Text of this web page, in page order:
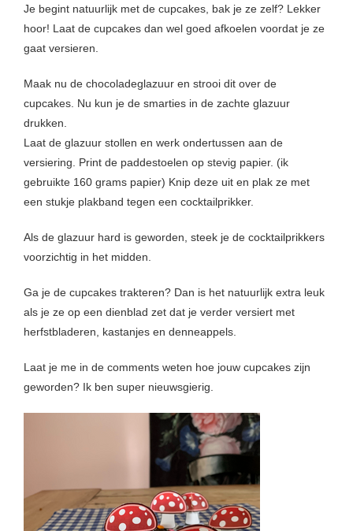
Je begint natuurlijk met de cupcakes, bak je ze zelf? Lekker
hoor! Laat de cupcakes dan wel goed afkoelen voordat je ze
gaat versieren.
Maak nu de chocoladeglazuur en strooi dit over de
cupcakes. Nu kun je de smarties in de zachte glazuur
drukken.
Laat de glazuur stollen en werk ondertussen aan de
versiering. Print de paddestoelen op stevig papier. (ik
gebruikte 160 grams papier) Knip deze uit en plak ze met
een stukje plakband tegen een cocktailprikker.
Als de glazuur hard is geworden, steek je de cocktailprikkers
voorzichtig in het midden.
Ga je de cupcakes trakteren? Dan is het natuurlijk extra leuk
als je ze op een dienblad zet dat je verder versiert met
herfstbladeren, kastanjes en denneappels.
Laat je me in de comments weten hoe jouw cupcakes zijn
geworden? Ik ben super nieuwsgierig.